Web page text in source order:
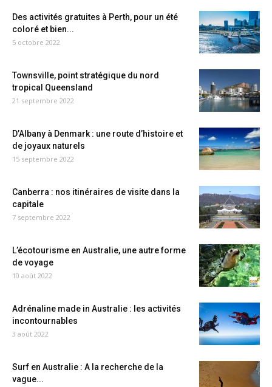
Des activités gratuites à Perth, pour un été
coloré et bien...
5 octobre 2022
Townsville, point stratégique du nord
tropical Queensland
21 septembre 2022
D’Albany à Denmark : une route d’histoire et
de joyaux naturels
15 septembre 2022
Canberra : nos itinéraires de visite dans la
capitale
7 septembre 2022
L’écotourisme en Australie, une autre forme
de voyage
10 août 2022
Adrénaline made in Australie : les activités
incontournables
3 août 2022
Surf en Australie : A la recherche de la
vague...